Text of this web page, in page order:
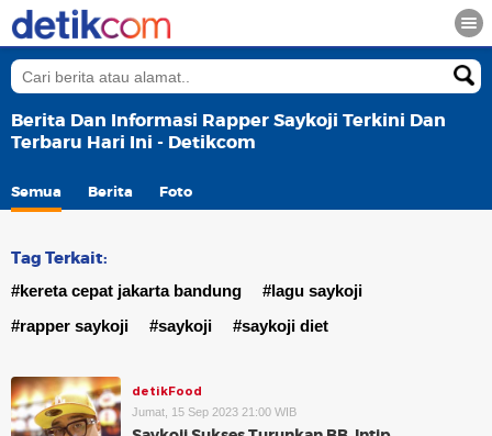
Berita Dan Informasi Rapper Saykoji Terkini Dan
Terbaru Hari Ini - Detikcom
Semua Berita Foto
Tag Terkait:
#kereta cepat jakarta bandung
#lagu saykoji
#rapper saykoji
#saykoji #saykoji diet
detikFood
Jumat, 15 Sep 2023 21:00 WIB